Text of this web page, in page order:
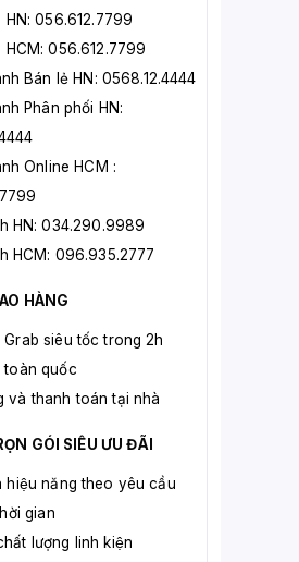
HN: 056.612.7799
HCM: 056.612.7799
Bán lẻ HN: 0568.12.4444
Phân phối HN:
Online HCM :
HN: 034.290.9989
HCM: 096.935.2777
HÀNG
Grab siêu tốc trong 2h
toàn quốc
và thanh toán tại nhà
GÓI SIÊU ƯU ĐÃI
hiệu năng theo yêu cầu
gian
lượng linh kiện